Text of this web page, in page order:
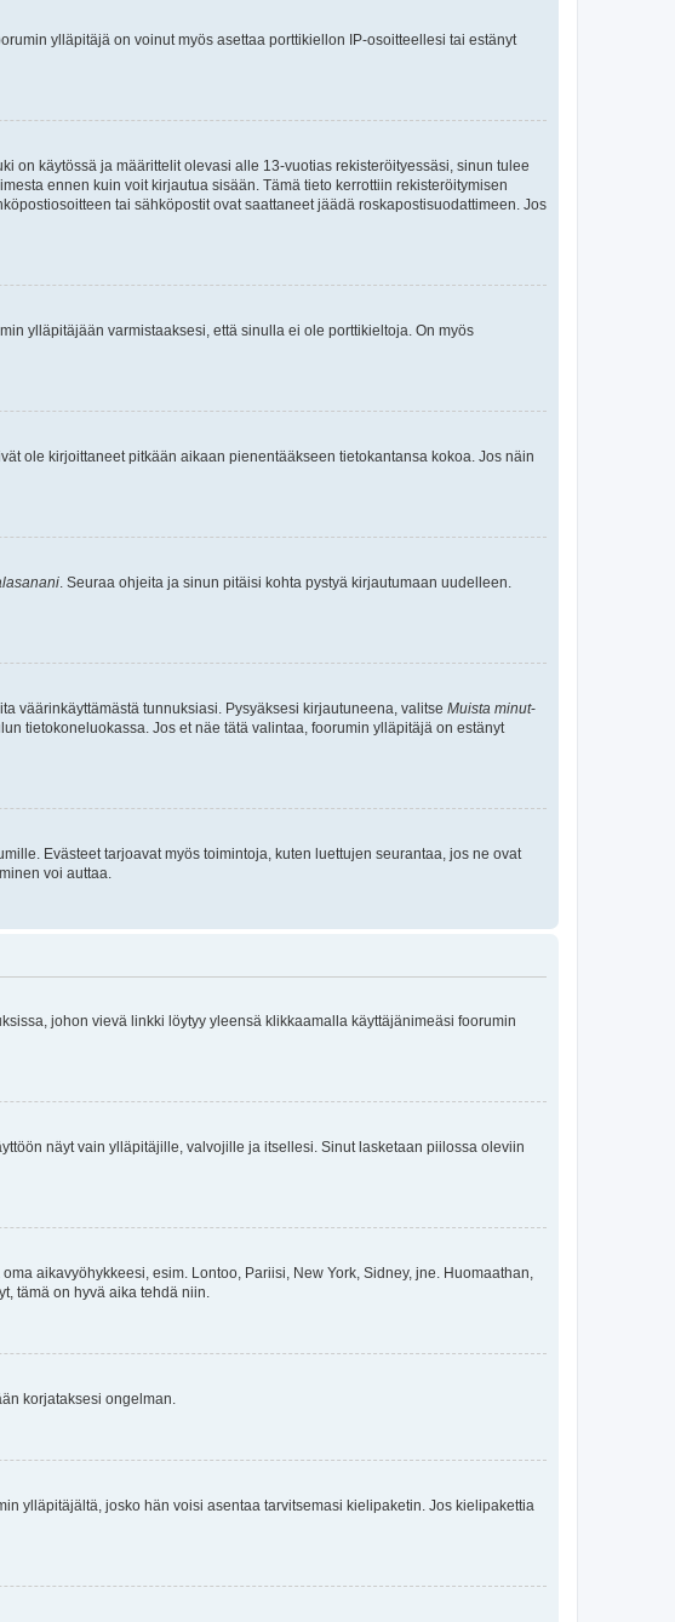
ylläpitäjä on voinut myös asettaa porttikiellon IP-osoitteellesi tai estänyt
on käytössä ja määrittelit olevasi alle 13-vuotias rekisteröityessäsi, sinun tulee
ennen kuin voit kirjautua sisään. Tämä tieto kerrottiin rekisteröitymisen
tai sähköpostit ovat saattaneet jäädä roskapostisuodattimeen. Jos
ylläpitäjään varmistaaksesi, että sinulla ei ole porttikieltoja. On myös
ole kirjoittaneet pitkään aikaan pienentääkseen tietokantansa kokoa. Jos näin
. Seuraa ohjeita ja sinun pitäisi kohta pystyä kirjautumaan uudelleen.
väärinkäyttämästä tunnuksiasi. Pysyäksesi kirjautuneena, valitse Muista minut-
tietokoneluokassa. Jos et näe tätä valintaa, foorumin ylläpitäjä on estänyt
Evästeet tarjoavat myös toimintoja, kuten luettujen seurantaa, jos ne ovat
voi auttaa.
johon vievä linkki löytyy yleensä klikkaamalla käyttäjänimeäsi foorumin
näyt vain ylläpitäjille, valvojille ja itsellesi. Sinut lasketaan piilossa oleviin
aikavyöhykkeesi, esim. Lontoo, Pariisi, New York, Sidney, jne. Huomaathan,
tämä on hyvä aika tehdä niin.
korjataksesi ongelman.
ylläpitäjältä, josko hän voisi asentaa tarvitsemasi kielipaketin. Jos kielipakettia